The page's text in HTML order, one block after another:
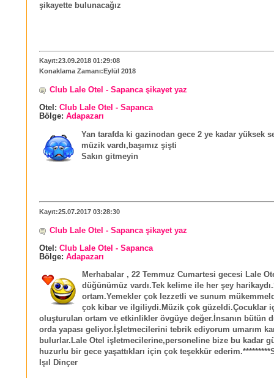
şikayette bulunacağız
Kayıt:23.09.2018 01:29:08
Konaklama Zamanı:Eylül 2018
Club Lale Otel - Sapanca şikayet yaz
Otel: Club Lale Otel - Sapanca
Bölge: Adapazarı
Yan tarafda ki gazinodan gece 2 ye kadar yüksek
müzik vardı,başımız şişti
Sakın gitmeyin
Kayıt:25.07.2017 03:28:30
Club Lale Otel - Sapanca şikayet yaz
Otel: Club Lale Otel - Sapanca
Bölge: Adapazarı
Merhabalar , 22 Temmuz Cumartesi gecesi Lale
düğünümüz vardı.Tek kelime ile her şey
ortam.Yemekler çok lezzetli ve sunum
çok kibar ve ilgiliydi.Müzik çok güzeldi.Çocuklar
oluşturulan ortam ve etkinlikler övgüye değer.İnsanın bütün
orda yapası geliyor.İşletmecilerini tebrik ediyorum umarım
bulurlar.Lale Otel işletmecilerine,personeline bize bu kadar
huzurlu bir gece yaşattıkları için çok teşekkür
Işıl Dinçer